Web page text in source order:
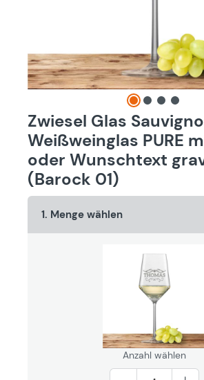
Zwiesel Glas
Weißweinglas PURE
oder Wunschtext
(Barock 01)
1. Menge wählen
Anzahl wählen